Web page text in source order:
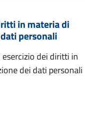
in materia di
personali
dei diritti in
dei dati personali